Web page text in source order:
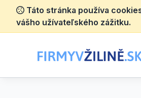
Táto stránka používa
vášho užívateľského zážitku.